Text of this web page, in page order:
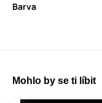
Barva
Mohlo by se ti líbit